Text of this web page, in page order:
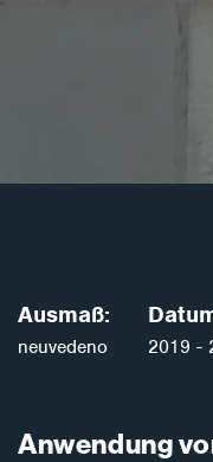
Ausmaß:
neuvedeno 2019 -
Anwendung